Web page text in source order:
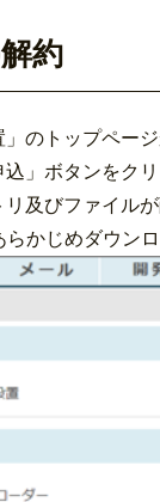
約
のトップペー
」ボタンをク
及びファイル
かじめダウン